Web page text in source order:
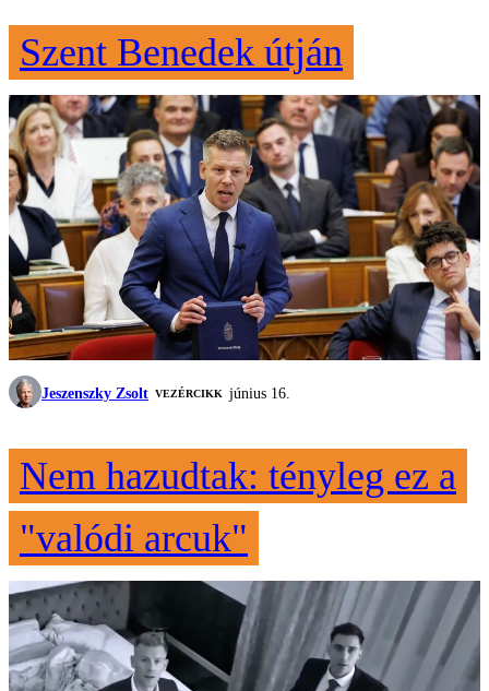
Szent Benedek útján
Jeszenszky Zsolt VEZÉRCIKK június 16.
Nem hazudtak: tényleg ez a
"valódi arcuk"